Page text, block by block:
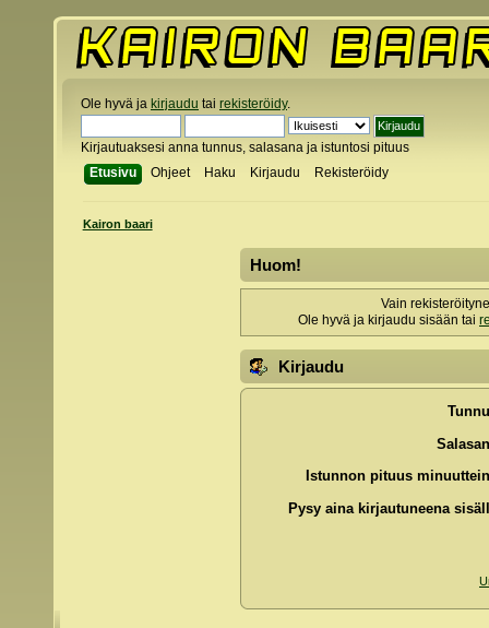
Ole hyvä ja kirjaudu tai rekisteröidy.
Kirjautuaksesi anna tunnus, salasana ja istuntosi pituus
Etusivu
Ohjeet Haku Kirjaudu Rekisteröidy
Kairon baari
Huom!
Vain
Ole hyvä ja kirjaudu sisään tai
Kirjaudu
Istunnon pituus
Pysy aina kirjautuneena